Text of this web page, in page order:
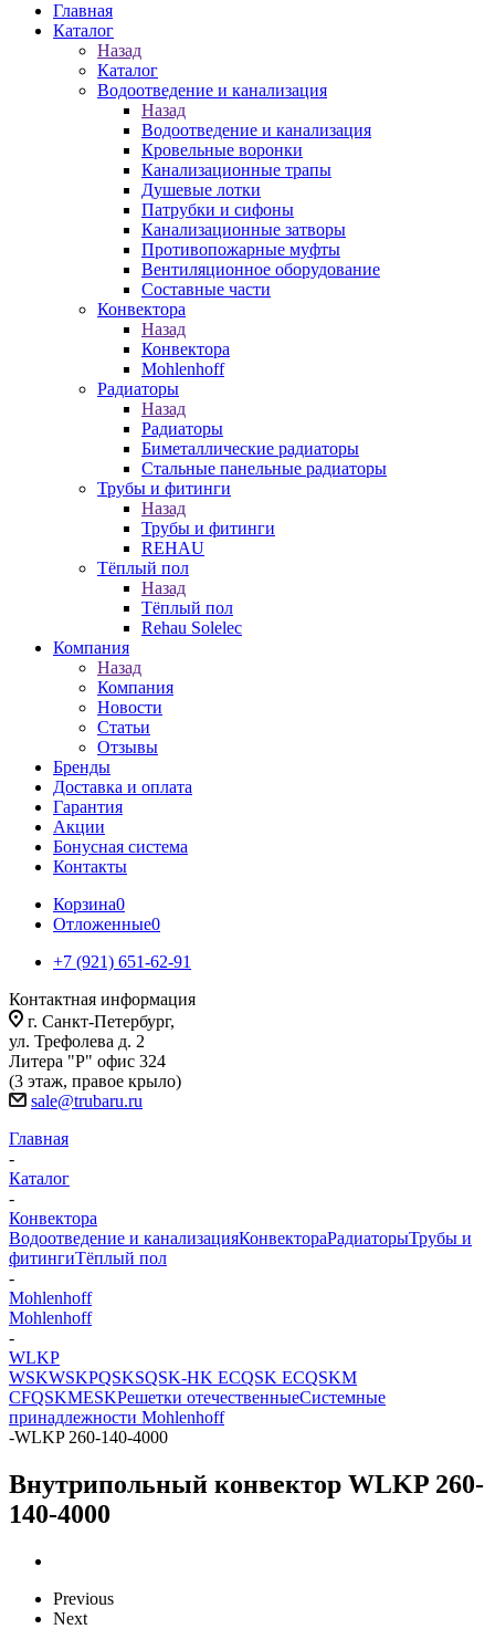
Главная
Каталог
Назад
Каталог
Водоотведение и канализация
Назад
Водоотведение и канализация
Кровельные воронки
Канализационные трапы
Душевые лотки
Патрубки и сифоны
Канализационные затворы
Противопожарные муфты
Вентиляционное оборудование
Составные части
Конвектора
Назад
Конвектора
Mohlenhoff
Радиаторы
Назад
Радиаторы
Биметаллические радиаторы
Стальные панельные радиаторы
Трубы и фитинги
Назад
Трубы и фитинги
REHAU
Тёплый пол
Назад
Тёплый пол
Rehau Solelec
Компания
Назад
Компания
Новости
Статьи
Отзывы
Бренды
Доставка и оплата
Гарантия
Акции
Бонусная система
Контакты
Корзина0
Отложенные0
+7 (921) 651-62-91
Контактная информация
г. Санкт-Петербург,
ул. Трефолева д. 2
Литера "Р" офис 324
(3 этаж, правое крыло)
sale@trubaru.ru
Главная
-
Каталог
-
Конвектора
Водоотведение и канализацияКонвектораРадиаторыТрубы и
фитингиТёплый пол
-
Mohlenhoff
Mohlenhoff
-
WLKP
WSKWSKPQSKSQSK-HK ECQSK ECQSKM
CFQSKMESKРешетки отечественныеСистемные
принадлежности Mohlenhoff
-WLKP 260-140-4000
Внутрипольный конвектор WLKP 260-
140-4000
Previous
Next